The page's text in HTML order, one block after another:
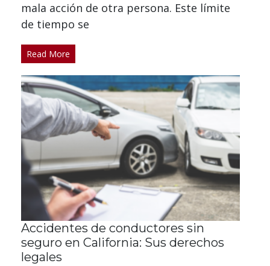
mala acción de otra persona. Este límite
de tiempo se
Read More
Accidentes de conductores sin
seguro en California: Sus derechos
legales